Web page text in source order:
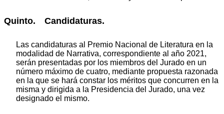
Quinto. Candidaturas.
Las candidaturas al Premio Nacional de Literatura en la
modalidad de Narrativa, correspondiente al año 2021,
serán presentadas por los miembros del Jurado en un
número máximo de cuatro, mediante propuesta razonada
en la que se hará constar los méritos que concurren en la
misma y dirigida a la Presidencia del Jurado, una vez
designado el mismo.